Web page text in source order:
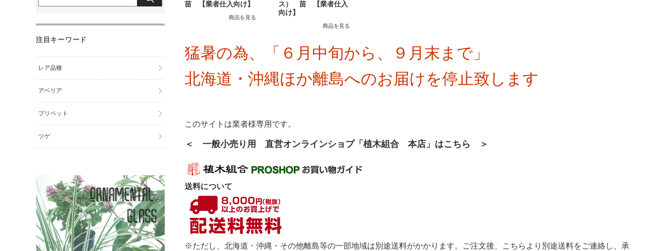
苗 【業者仕入向け】
商品を見る
ス） 苗 【業者仕入
向け】
商品を見る
猛暑の為、「６月中旬から、９月末まで」
北海道・沖縄ほか離島へのお届けを停止致します
このサイトは業者様専用です。
＜ 一般小売り用 直営オンラインショプ「植木組合 本店」はこちら ＞
送料について
※ただし、北海道・沖縄・その他離島等の一部地域は別途送料がかかります。ご注文後、こちらより別途送料をご連絡し、承
注目キーワード
レア品種
アベリア
プリペット
ツゲ